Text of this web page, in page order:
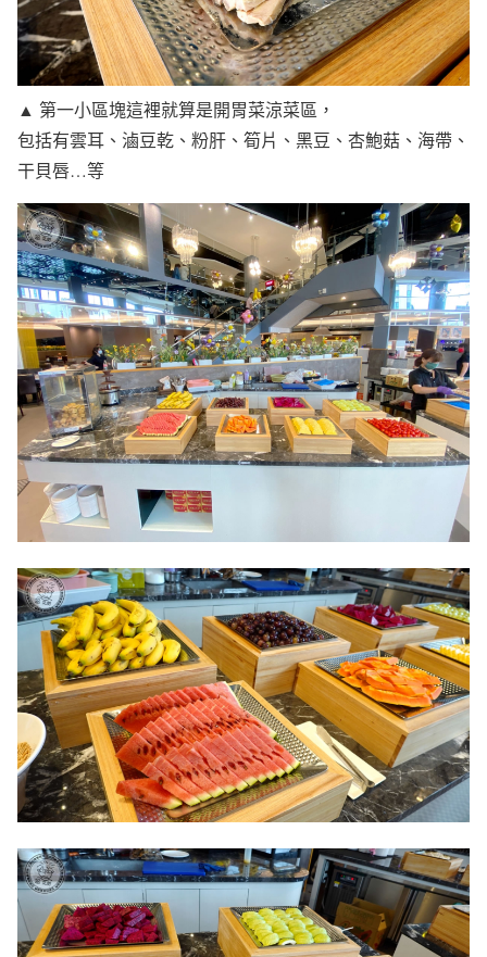
▲ 第一小區塊這裡就算是開胃菜涼菜區，
包括有雲耳、滷豆乾、粉肝、筍片、黑豆、杏鮑菇、海帶、
干貝唇…等